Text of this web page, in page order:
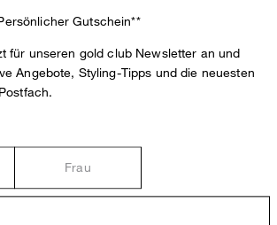
Gutschein**
für unseren gold club Newsletter an und
Angebote, Styling-Tipps und die neuesten
Frau